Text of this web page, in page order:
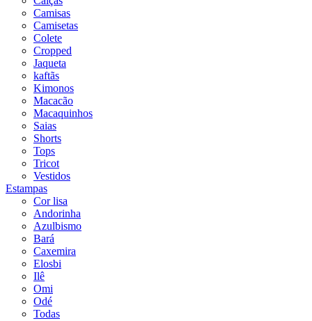
Camisas
Camisetas
Colete
Cropped
Jaqueta
kaftãs
Kimonos
Macacão
Macaquinhos
Saias
Shorts
Tops
Tricot
Vestidos
Estampas
Cor lisa
Andorinha
Azulbismo
Bará
Caxemira
Elosbi
Ilê
Omi
Odé
Todas